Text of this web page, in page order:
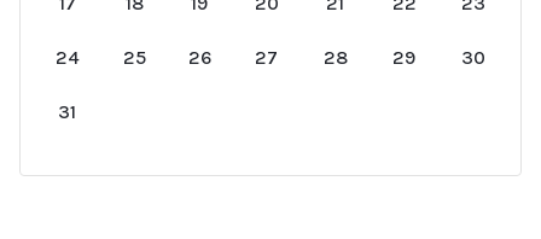
24 25 26 27 28 29 30
31